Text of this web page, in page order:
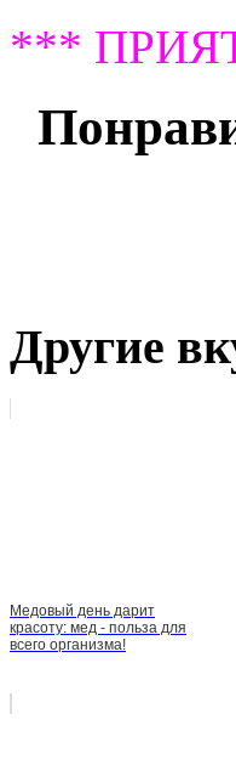
***
Другие
Медовый день дарит
красоту: мед - польза для
всего организма!